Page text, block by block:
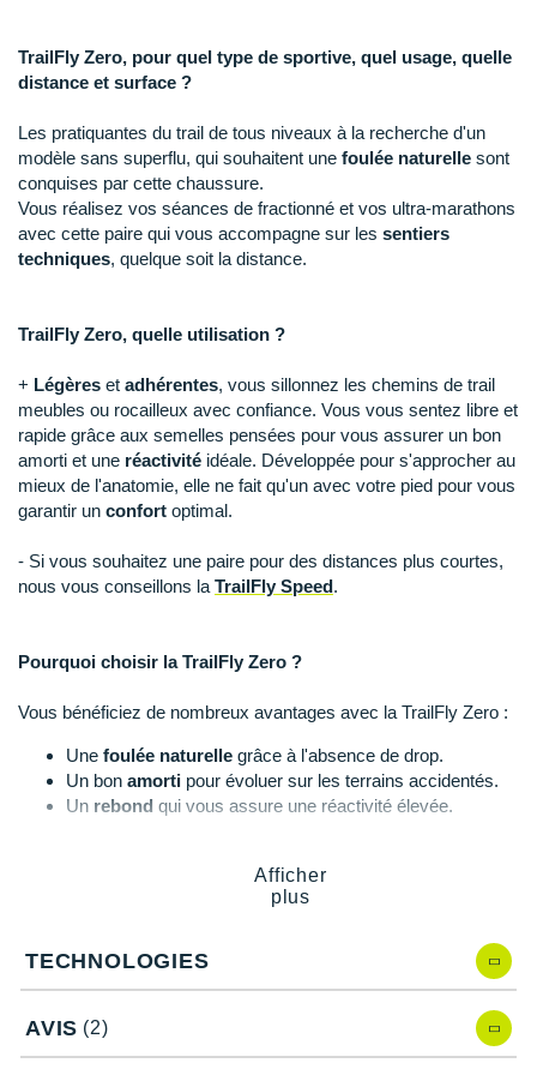
TrailFly Zero, pour quel type de sportive, quel usage, quelle
distance et surface ?
Les pratiquantes du trail de tous niveaux à la recherche d'un
modèle sans superflu, qui souhaitent une foulée naturelle sont
conquises par cette chaussure.
Vous réalisez vos séances de fractionné et vos ultra-marathons
avec cette paire qui vous accompagne sur les sentiers
techniques, quelque soit la distance.
TrailFly Zero, quelle utilisation ?
+ Légères et adhérentes, vous sillonnez les chemins de trail
meubles ou rocailleux avec confiance. Vous vous sentez libre et
rapide grâce aux semelles pensées pour vous assurer un bon
amorti et une réactivité idéale. Développée pour s'approcher au
mieux de l'anatomie, elle ne fait qu'un avec votre pied pour vous
garantir un confort optimal.
- Si vous souhaitez une paire pour des distances plus courtes,
nous vous conseillons la TrailFly Speed.
Pourquoi choisir la TrailFly Zero ?
Vous bénéficiez de nombreux avantages avec la TrailFly Zero :
Une foulée naturelle grâce à l'absence de drop.
Un bon amorti pour évoluer sur les terrains accidentés.
Un rebond qui vous assure une réactivité élevée.
Un renfort aux orteils pour vous protéger.
exceptionnelle avec les crampons de 4
Une durée de vie supérieure.
Afficher
plus
TECHNOLOGIES
AVIS (2)
DÉSTOCKAGE
+ Voir tous les accessoires
Nike
Odlo
On-Running
Orca
Patagonia
Petzl
Polar
Puma
Reebok
Scarpa
Smoon
Speedo